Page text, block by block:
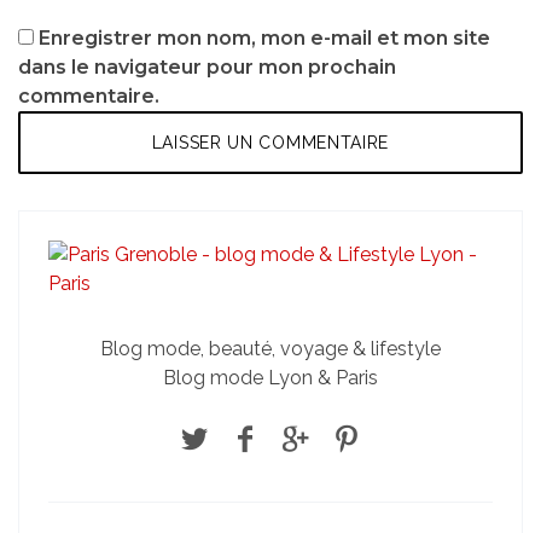
Enregistrer mon nom, mon e-mail et mon site
dans le navigateur pour mon prochain
commentaire.
Blog mode, beauté, voyage & lifestyle
Blog mode Lyon & Paris